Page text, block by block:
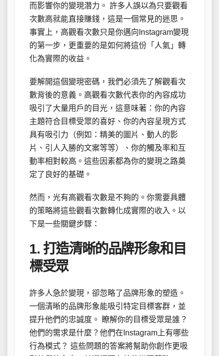
而影響你的變現潛力。 許多人誤以為只要觀看
次數高就能直接賺錢，這是一個常見的迷思。
事實上，高觀看次數只是你邁向Instagram變現
的第一步，更重要的是如何將這份「人氣」轉
化為實際的收益。
要解開這個變現密碼，我們必須先了解觀看次
數背後的意義。高觀看次數代表你的內容成功
吸引了大量用戶的目光，這意味著：你的內容
主題符合目標受眾的喜好、你的內容呈現方式
具有吸引力（例如：精美的圖片、動人的影
片、引人入勝的文案等等）、你的觸及率和互
動率相對較高。這些因素都為你的變現之路奠
定了良好的基礎。
然而，光有高觀看次數是不夠的。你需要具體
的策略將這些觀看次數轉化成實際的收入。以
下是一些關鍵步驟：
1. 打造清晰的品牌形象和目
標受眾
許多人急於變現，卻忽略了品牌形象的塑造。
一個清晰的品牌形象能吸引特定目標客群，並
提升他們的忠誠度。 瞭解你的目標受眾是誰？
他們的需求是什麼？他們在Instagram上有哪些
行為模式？ 這些問題的答案將幫助你創作更吸